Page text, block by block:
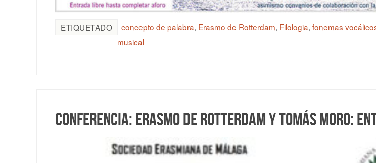
ETIQUETADO concepto de palabra, Erasmo de Rotterdam, Filologia, fonemas
musical
Conferencia: Erasmo de Rotterdam y Tomás Moro: